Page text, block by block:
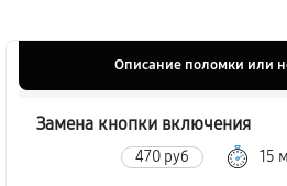
Описание поломки или
Замена кнопки включения
470 руб 15